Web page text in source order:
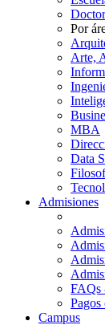
Por
Arte,
MBA
Data
Admisiones
FAQs
Campus